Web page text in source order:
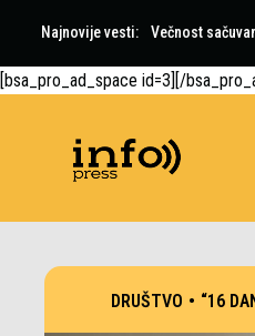
Najnovije vesti: Večnost
[bsa_pro_ad_space id=3][/
DRUŠTVO • “16